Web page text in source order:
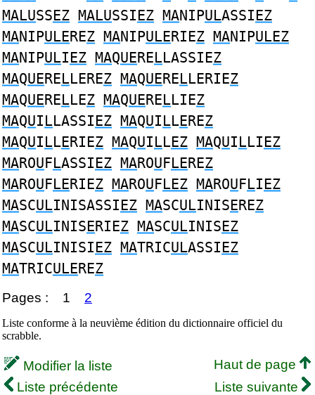
MALUSSEZ MALUSSIEZ MANIPULASSIEZ
MANIPULEREZ MANIPULERIEZ MANIPULEZ
MANIPULIEZ MAQUERELLASSIEZ
MAQUERELLEREZ MAQUERELLERIEZ
MAQUERELLEZ MAQUERELLIEZ
MAQUILLASSIEZ MAQUILLEREZ
MAQUILLERIEZ MAQUILLEZ MAQUILLIEZ
MAROUFLASSIEZ MAROUFLEREZ
MAROUFLERIEZ MAROUFLEZ MAROUFLIEZ
MASCULINISASSIEZ MASCULINISEREZ
MASCULINISERIEZ MASCULINISEZ
MASCULINISIEZ MATRICULASSIEZ
MATRICULEREZ
Pages : 1 2
Liste conforme à la neuvième édition du dictionnaire officiel du
scrabble.
Modifier la liste
Haut de page
Liste précédente
Liste suivante